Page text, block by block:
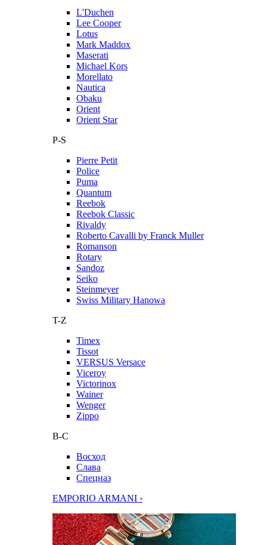
L'Duchen
Lee Cooper
Lotus
Mark Maddox
Maserati
Michael Kors
Morellato
Nautica
Obaku
Orient
Orient Star
P-S
Pierre Petit
Police
Puma
Quantum
Reebok
Reebok Classic
Rivaldy
Roberto Cavalli by Franck Muller
Romanson
Rotary
Sandoz
Seiko
Steinmeyer
Swiss Military Hanowa
T-Z
Timex
Tissot
VERSUS Versace
Viceroy
Victorinox
Wainer
Wenger
Zippo
В-С
Восход
Слава
Спецназ
EMPORIO ARMANI ›